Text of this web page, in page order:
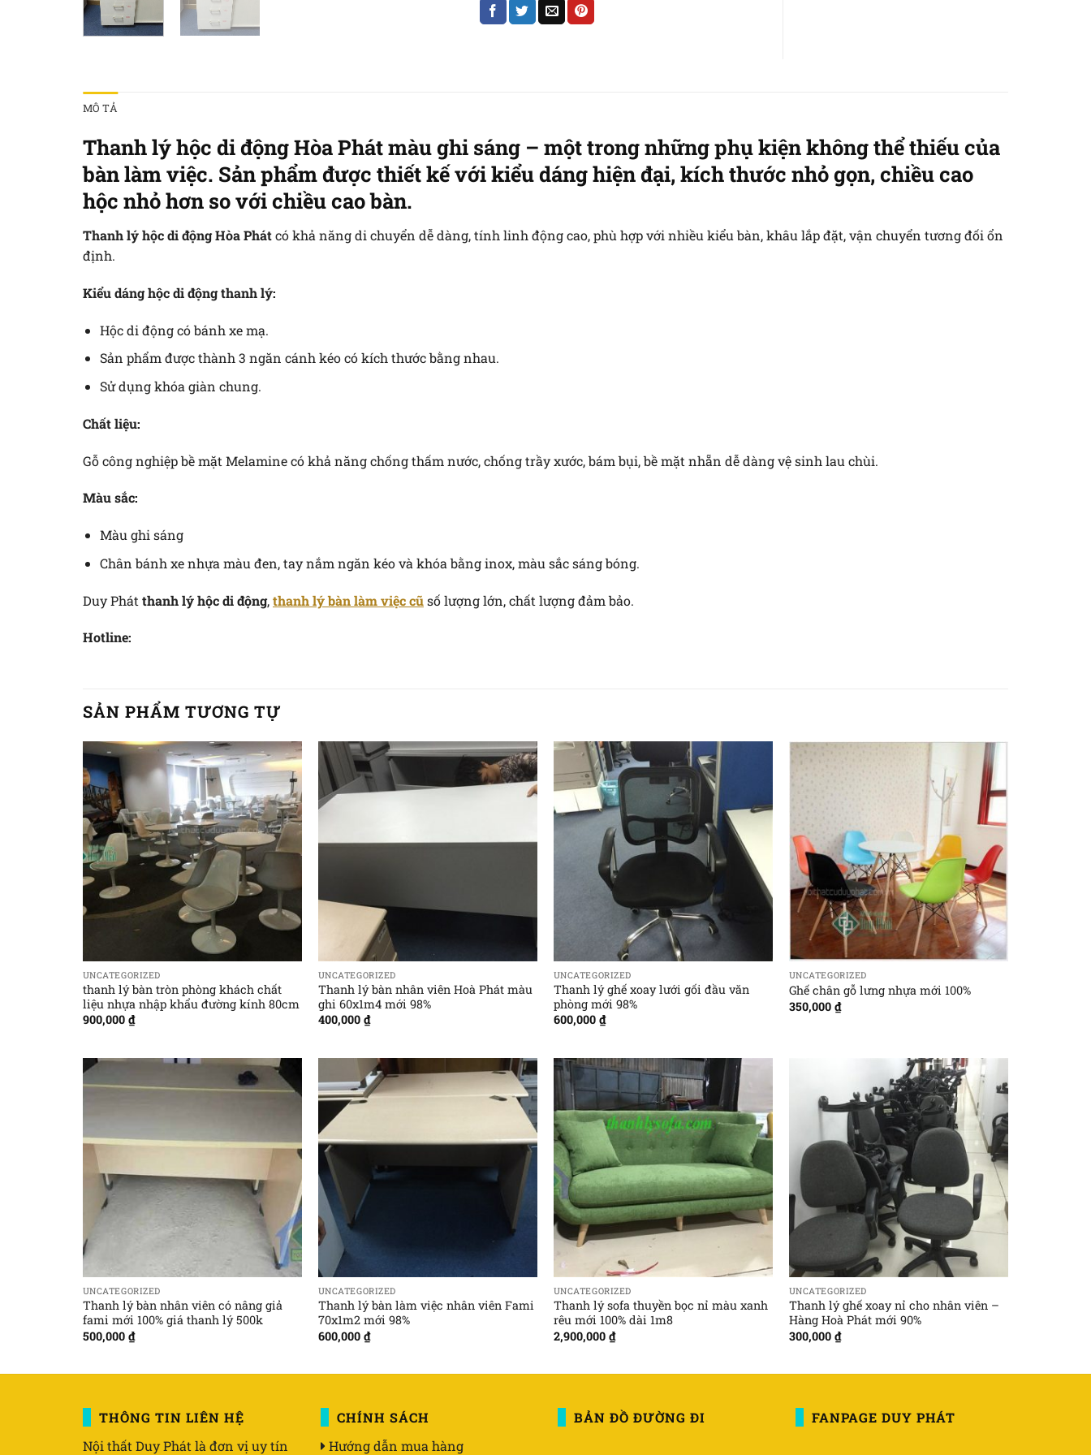
MÔ TẢ
Thanh lý hộc di động Hòa Phát màu ghi sáng – một trong những phụ kiện không thể thiếu của
bàn làm việc. Sản phẩm được thiết kế với kiểu dáng hiện đại, kích thước nhỏ gọn, chiều cao
hộc nhỏ hơn so với chiều cao bàn.
Thanh lý hộc di động Hòa Phátcó khả năng di chuyển dễ dàng, tính linh động cao, phù hợp với nhiều kiểu bàn, khâu lắp đặt, vận chuyển tương đối ổn
định.
Kiểu dáng hộc di động thanh lý:
Hộc di động có bánh xe mạ.
Sản phẩm được thành 3 ngăn cánh kéo có kích thước bằng nhau.
Sử dụng khóa giàn chung.
Chất liệu:
Gỗ công nghiệp bề mặt Melamine có khả năng chống thấm nước, chống trầy xước, bám bụi, bề mặt nhẵn dễ dàng vệ sinh lau chùi.
Màu sắc:
Màu ghi sáng
Chân bánh xe nhựa màu đen, tay nắm ngăn kéo và khóa bằng inox, màu sắc sáng bóng.
Duy Phát thanh lý hộc di động,thanh lý bàn làm việc cũsố lượng lớn, chất lượng đảm bảo.
Hotline:
SẢN PHẨM TƯƠNG TỰ
UNCATEGORIZED
thanh lý bàn tròn phòng khách chất
liệu nhựa nhập khẩu đường kính 80cm
900,000 ₫
UNCATEGORIZED
Thanh lý bàn nhân viên Hoà Phát màu
ghi 60x1m4 mới 98%
400,000 ₫
UNCATEGORIZED
Thanh lý ghế xoay lưới gối đầu văn
phòng mới 98%
600,000 ₫
UNCATEGORIZED
Ghế chân gỗ lưng nhựa mới 100%
350,000 ₫
UNCATEGORIZED
Thanh lý bàn nhân viên có nâng giả
fami mới 100% giá thanh lý 500k
500,000 ₫
UNCATEGORIZED
Thanh lý bàn làm việc nhân viên Fami
70x1m2 mới 98%
600,000 ₫
UNCATEGORIZED
Thanh lý sofa thuyền bọc nỉ màu xanh
rêu mới 100% dài 1m8
2,900,000 ₫
UNCATEGORIZED
Thanh lý ghế xoay nỉ cho nhân viên –
Hàng Hoà Phát mới 90%
300,000 ₫
THÔNG TIN LIÊN HỆ
Nội thất Duy Phát là đơn vị uy tín
CHÍNH SÁCH
Hướng dẫn mua hàng
BẢN ĐỒ ĐƯỜNG ĐI FANPAGE DUY PHÁT